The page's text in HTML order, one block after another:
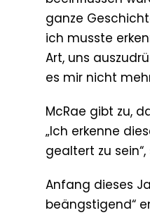
ganze
ich musste
Art, uns
es mir nicht
McRae gibt zu,
„Ich erkenne
gealtert zu
Anfang dieses
beängstigend“